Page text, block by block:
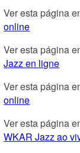
Ver esta página
online
Ver esta página
Jazz en ligne
Ver esta página
online
Ver esta página
WKAR Jazz ao